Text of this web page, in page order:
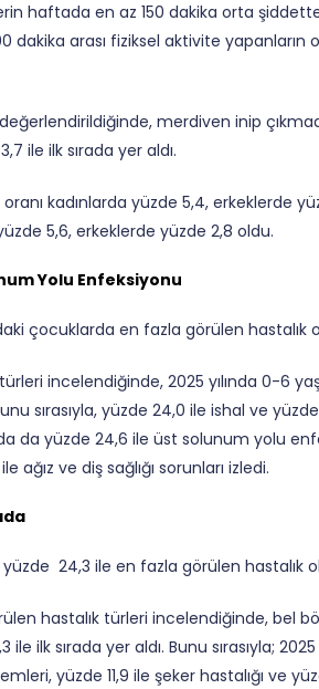
haftada en az 150 dakika orta
arası fiziksel aktivite yapanların
merdiven inip
ile ilk sırada yer aldı.
kadınlarda yüzde 5,4, erkeklerde
5,6, erkeklerde yüzde 2,8 oldu.
Yolu Enfeksiyonu
çocuklarda en fazla görülen hastalık
incelendiğinde, 2025 yılında 0-6
sırasıyla, yüzde 24,0 ile ishal ve
da yüzde 24,6 ile üst solunum yolu
ağız ve diş sağlığı sorunları izledi.
24,3 ile en fazla görülen hastalık
hastalık türleri incelendiğinde, bel
ilk sırada yer aldı. Bunu sırasıyla;
yüzde 11,9 ile şeker hastalığı ve